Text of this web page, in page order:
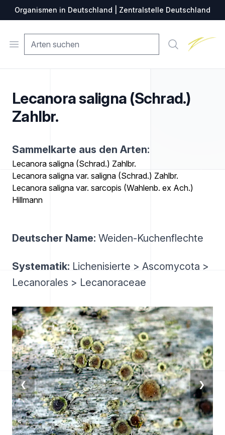
Organismen in Deutschland | Zentralstelle Deutschland
Open menu Suche
Lecanora saligna (Schrad.)
Zahlbr.
Sammelkarte aus den Arten:
Lecanora saligna (Schrad.) Zahlbr.
Lecanora saligna var. saligna (Schrad.) Zahlbr.
Lecanora saligna var. sarcopis (Wahlenb. ex Ach.)
Hillmann
Deutscher Name: Weiden-Kuchenflechte
Systematik: Lichenisierte > Ascomycota >
Lecanorales > Lecanoraceae
❮ ❯